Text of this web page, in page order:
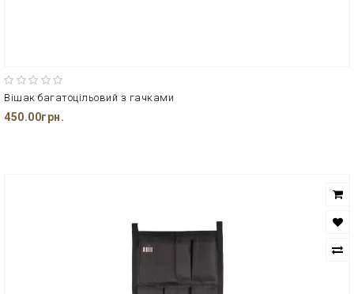
Вішак багатоцільовий з гачками
450.00грн.